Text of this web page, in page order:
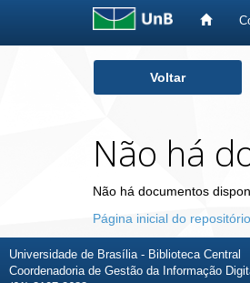
Voltar
Não há
Não há documentos
Página inicial do repositório
Universidade de Brasília - Biblioteca Central
Coordenadoria de Gestão da Informação